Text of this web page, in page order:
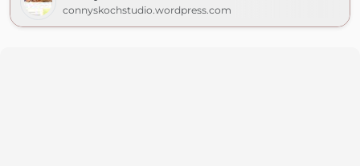
connyskochstudio.wordpress.com